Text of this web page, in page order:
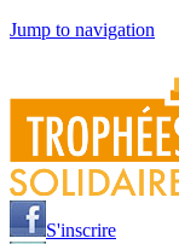
Jump to navigation
S'inscrire